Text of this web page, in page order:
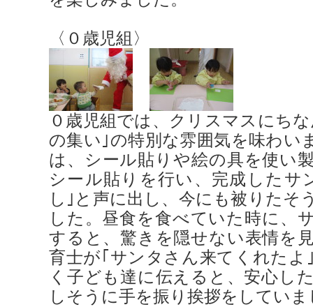
〈０歳児組〉
０歳児組では、クリスマスにち
の集い｣の特別な雰囲気を味わい
は、シール貼りや絵の具を使い
シール貼りを行い、完成したサ
し｣と声に出し、今にも被りたそ
した。昼食を食べていた時に、
すると、驚きを隠せない表情を
育士が｢サンタさん来てくれたよ
く子ども達に伝えると、安心し
しそうに手を振り挨拶をしていま